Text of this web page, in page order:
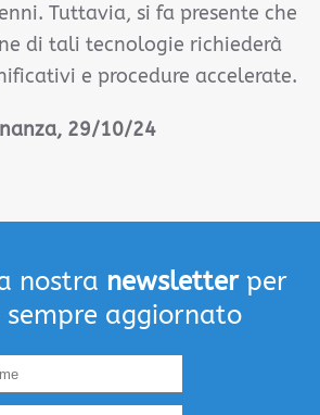
Tuttavia, si fa presente che
di tali tecnologie richiederà
e procedure accelerate.
29/10/24
nostra newsletterper
sempre aggiornato